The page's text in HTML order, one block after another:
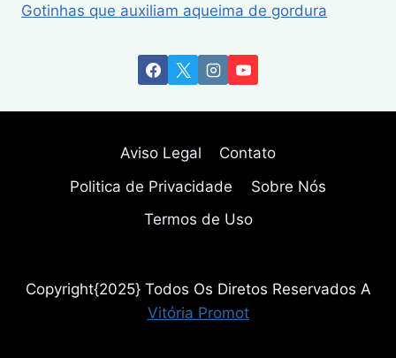
Gotinhas que auxiliam aqueima de gordura
Aviso Legal
Contato
Politica de Privacidade
Sobre Nós
Termos de Uso
Copyright{2025} Todos Os Diretos Reservados A
Vitória Promot